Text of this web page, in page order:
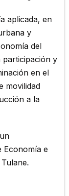
aplicada, en
y
del
participación y
en el
movilidad
a la
Economía e